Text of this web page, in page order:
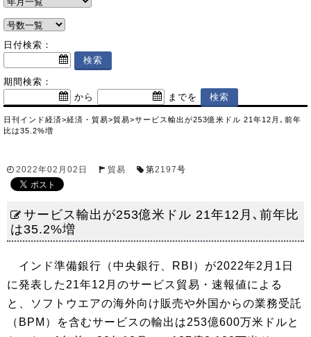
日付検索：
期間検索：
から
までを
日刊インド経済>経済・貿易>貿易>サービス輸出が253億米ドル 21年12月､前年
比は35.2%増
2022年02月02日 貿易 第2197号
サービス輸出が253億米ドル 21年12月､前年比
は35.2%増
インド準備銀行（中央銀行、RBI）が2022年2月1日
に発表した21年12月のサービス貿易・速報値による
と、ソフトウエアの海外向け販売や外国からの業務受託
（BPM）を含むサービスの輸出は253億600万米ドルと